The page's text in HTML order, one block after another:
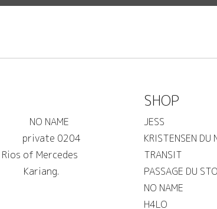
NO NAME
private 0204
Rios of Mercedes
Kariang.
SHOP
JESS
KRISTENSEN DU
TRANSIT
PASSAGE DU
NO NAME
H4LO